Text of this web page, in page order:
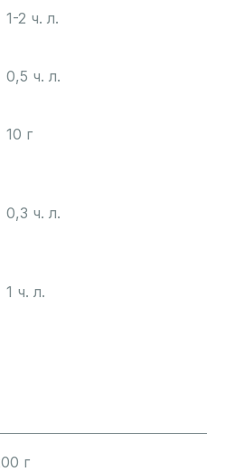
1-2 ч. л.
0,5 ч. л.
10 г
0,3 ч. л.
1 ч. л.
г